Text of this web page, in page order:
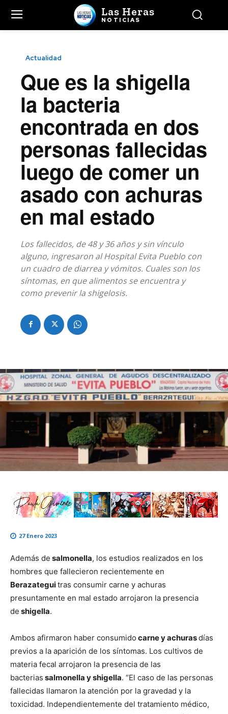
Las Heras
NOTICIAS
Actualidad
Que es la shigella
la bacteria
encontrada en dos
personas fallecidas
luego de comer un
asado con achuras
en mal estado
Los fallecidos, de 48 y 36 años y sin vínculo
alguno, ingresaron al Hospital Evita Pueblo con
un cuadro de diarrea y vómitos. Cuales son los
síntomas, en que alimentos se encuentra y
como prevenir la shigelosis.
27 Enero 2023
Además de salmonella, los estudios realizados en los
hombres que fallecieron recientemente en
Berazateguitras consumir carne y achuras
presuntamente en mal estado arrojaron la presencia
de shigella.
Ambos afirmaron haber consumido carne y achurasdías
previos a la aparición de los síntomas. Los cultivos de
materia fecal arrojaron la presencia de las
bacterias salmonella y shigella. “El caso de las personas
fallecidas llamaron la atención por la gravedad y la
toxicidad. Independientemente del tratamiento médico,